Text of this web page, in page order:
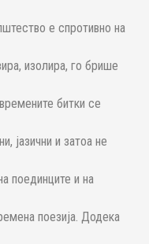
е спротивно на
изолира, го брише
битки се
јазични и затоа не
поединците и на
поезија. Додека